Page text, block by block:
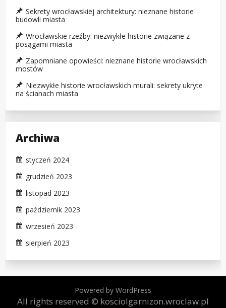
Sekrety wrocławskiej architektury: nieznane historie
budowli miasta
Wrocławskie rzeźby: niezwykłe historie związane z
posągami miasta
Zapomniane opowieści: nieznane historie wrocławskich
mostów
Niezwykłe historie wrocławskich murali: sekrety ukryte
na ścianach miasta
Archiwa
styczeń 2024
grudzień 2023
listopad 2023
październik 2023
wrzesień 2023
sierpień 2023
Powered by WordPress
All rights reserved © kosciolgarnizon.wroclaw.pl